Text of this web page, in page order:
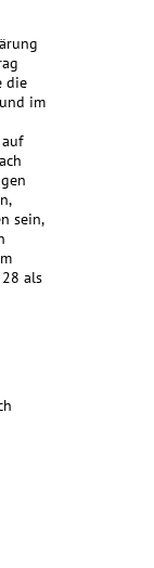
die
im
sein,
als